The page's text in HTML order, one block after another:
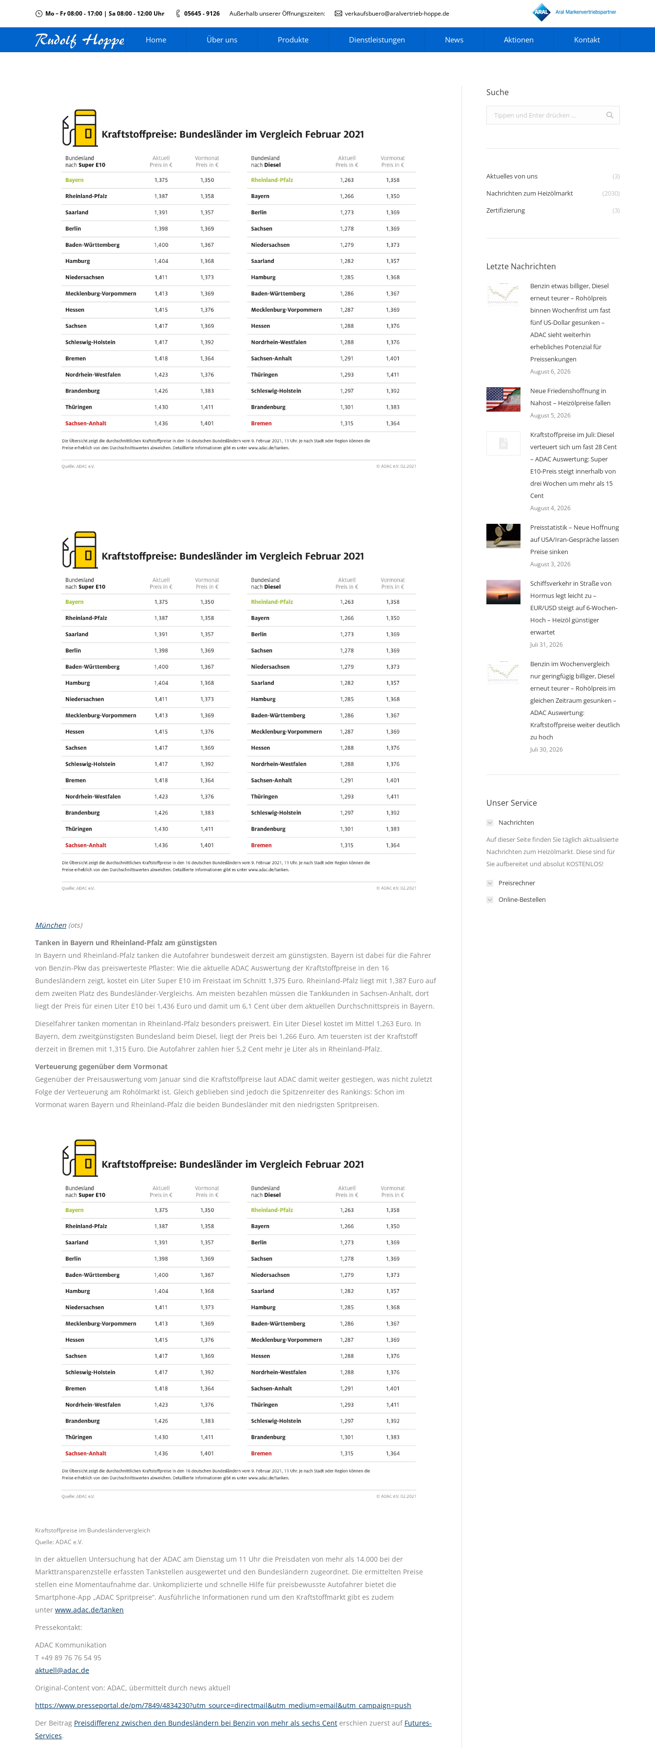
Mo – Fr 08:00 - 17:00 | Sa 08:00 - 12:00 Uhr 05645 - 9126 Außerhalb unserer Öffnungszeiten: verkaufsbuero@aralvertrieb-hoppe.de
Home Über uns Produkte Dienstleistungen News Aktionen Kontakt
München (ots)
Tanken in Bayern und Rheinland-Pfalz am günstigsten
In Bayern und Rheinland-Pfalz tanken die Autofahrer bundesweit derzeit am günstigsten. Bayern ist dabei für die Fahrer
von Benzin-Pkw das preiswerteste Pflaster: Wie die aktuelle ADAC Auswertung der Kraftstoffpreise in den 16
Bundesländern zeigt, kostet ein Liter Super E10 im Freistaat im Schnitt 1,375 Euro. Rheinland-Pfalz liegt mit 1,387 Euro auf
dem zweiten Platz des Bundesländer-Vergleichs. Am meisten bezahlen müssen die Tankkunden in Sachsen-Anhalt, dort
liegt der Preis für einen Liter E10 bei 1,436 Euro und damit um 6,1 Cent über dem aktuellen Durchschnittspreis in Bayern.
Dieselfahrer tanken momentan in Rheinland-Pfalz besonders preiswert. Ein Liter Diesel kostet im Mittel 1,263 Euro. In
Bayern, dem zweitgünstigsten Bundesland beim Diesel, liegt der Preis bei 1,266 Euro. Am teuersten ist der Kraftstoff
derzeit in Bremen mit 1,315 Euro. Die Autofahrer zahlen hier 5,2 Cent mehr je Liter als in Rheinland-Pfalz.
Verteuerung gegenüber dem Vormonat
Gegenüber der Preisauswertung vom Januar sind die Kraftstoffpreise laut ADAC damit weiter gestiegen, was nicht zuletzt
Folge der Verteuerung am Rohölmarkt ist. Gleich geblieben sind jedoch die Spitzenreiter des Rankings: Schon im
Vormonat waren Bayern und Rheinland-Pfalz die beiden Bundesländer mit den niedrigsten Spritpreisen.
Kraftstoffpreise im Bundesländervergleich
Quelle: ADAC e.V.
In der aktuellen Untersuchung hat der ADAC am Dienstag um 11 Uhr die Preisdaten von mehr als 14.000 bei der
Markttransparenzstelle erfassten Tankstellen ausgewertet und den Bundesländern zugeordnet. Die ermittelten Preise
stellen eine Momentaufnahme dar. Unkomplizierte und schnelle Hilfe für preisbewusste Autofahrer bietet die
Smartphone-App „ADAC Spritpreise“. Ausführliche Informationen rund um den Kraftstoffmarkt gibt es zudem
unter www.adac.de/tanken
Pressekontakt:
ADAC Kommunikation
T +49 89 76 76 54 95
aktuell@adac.de
Original-Content von: ADAC, übermittelt durch news aktuell
https://www.presseportal.de/pm/7849/4834230?utm_source=directmail&utm_medium=email&utm_campaign=push
Der Beitrag Preisdifferenz zwischen den Bundesländern bei Benzin von mehr als sechs Cent erschien zuerst auf Futures-
Services.
Suche
Search:
Aktuelles von uns
(3)
Nachrichten zum Heizölmarkt
(2030)
Zertifizierung
(3)
Letzte Nachrichten
Benzin etwas billiger, Diesel
erneut teurer – Rohölpreis
binnen Wochenfrist um fast
fünf US-Dollar gesunken –
ADAC sieht weiterhin
erhebliches Potenzial für
Preissenkungen
August 6, 2026
Neue Friedenshoffnung in
Nahost – Heizölpreise fallen
August 5, 2026
Kraftstoffpreise im Juli: Diesel
verteuert sich um fast 28 Cent
– ADAC Auswertung: Super
E10-Preis steigt innerhalb von
drei Wochen um mehr als 15
Cent
August 4, 2026
Preisstatistik – Neue Hoffnung
auf USA/Iran-Gespräche lassen
Preise sinken
August 3, 2026
Schiffsverkehr in Straße von
Hormus legt leicht zu –
EUR/USD steigt auf 6-Wochen-
Hoch – Heizöl günstiger
erwartet
Juli 31, 2026
Benzin im Wochenvergleich
nur geringfügig billiger, Diesel
erneut teurer – Rohölpreis im
gleichen Zeitraum gesunken –
ADAC Auswertung:
Kraftstoffpreise weiter deutlich
zu hoch
Juli 30, 2026
Unser Service
Nachrichten
Auf dieser Seite finden Sie täglich aktualisierte
Nachrichten zum Heizölmarkt. Diese sind für
Sie aufbereitet und absolut KOSTENLOS!
Preisrechner
Online-Bestellen